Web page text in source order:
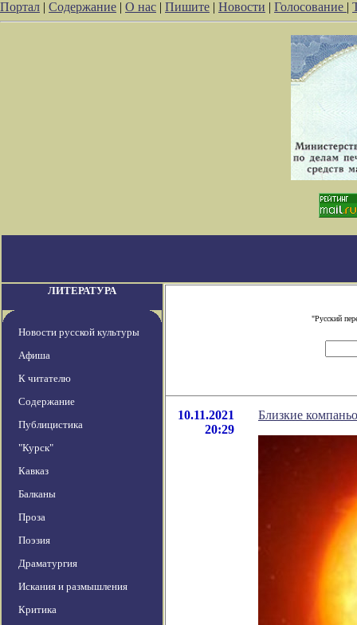
Портал | Содержание | О нас | Пишите | Новости | Голосование |
ЛИТЕРАТУРА
Новости русской культуры
Афиша
К читателю
Содержание
Публицистика
"Курск"
Кавказ
Балканы
Проза
Поэзия
Драматургия
Искания и размышления
Критика
"Русский
10.11.2021
20:29
Близкие